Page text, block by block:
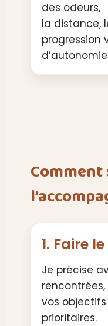
des odeurs,
la distance,
progression
1. Faire
Je précise
rencontrées,
vos
prioritaires.